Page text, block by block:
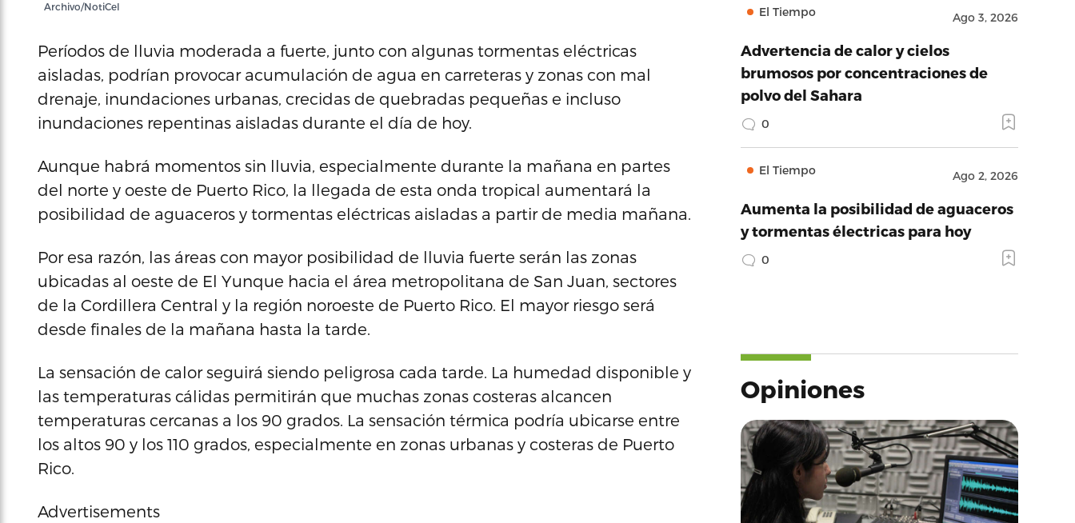
Archivo/NotiCel
Períodos de lluvia moderada a fuerte, junto con algunas tormentas eléctricas
aisladas, podrían provocar acumulación de agua en carreteras y zonas con mal
drenaje, inundaciones urbanas, crecidas de quebradas pequeñas e incluso
inundaciones repentinas aisladas durante el día de hoy.
Aunque habrá momentos sin lluvia, especialmente durante la mañana en partes
del norte y oeste de Puerto Rico, la llegada de esta onda tropical aumentará la
posibilidad de aguaceros y tormentas eléctricas aisladas a partir de media mañana.
Por esa razón, las áreas con mayor posibilidad de lluvia fuerte serán las zonas
ubicadas al oeste de El Yunque hacia el área metropolitana de San Juan, sectores
de la Cordillera Central y la región noroeste de Puerto Rico. El mayor riesgo será
desde finales de la mañana hasta la tarde.
La sensación de calor seguirá siendo peligrosa cada tarde. La humedad disponible y
las temperaturas cálidas permitirán que muchas zonas costeras alcancen
temperaturas cercanas a los 90 grados. La sensación térmica podría ubicarse entre
los altos 90 y los 110 grados, especialmente en zonas urbanas y costeras de Puerto
Rico.
Advertisements
El Tiempo Ago 3, 2026
Advertencia de calor y cielos
brumosos por concentraciones de
polvo del Sahara
0
El Tiempo Ago 2, 2026
Aumenta la posibilidad de aguaceros
y tormentas électricas para hoy
0
Opiniones